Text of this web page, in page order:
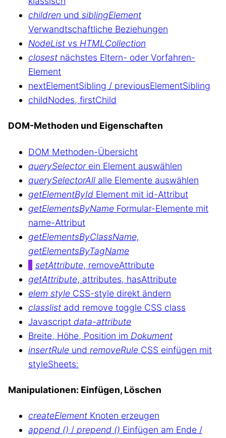
children und siblingElement
Verwandtschaftliche Beziehungen
NodeList vs HTMLCollection
closest nächstes Eltern- oder Vorfahren-
Element
nextElementSibling / previousElementSibling
childNodes, firstChild
DOM-Methoden und Eigenschaften
DOM Methoden-Übersicht
querySelectorein Element auswählen
querySelectorAll alle Elemente auswählen
getElementById Element mit id-Attribut
getElementsByName Formular-Elemente mit
name-Attribut
getElementsByClassName,
getElementsByTagName
setAttribute, removeAttribute
getAttribute, attributes, hasAttribute
elem style CSS-style direkt ändern
classlist add remove toggle CSS class
Javascript data-attribute
Breite, Höhe, Position im Dokument
insertRule und removeRule CSS einfügen mit
styleSheets:
Manipulationen: Einfügen, Löschen
createElement Knoten erzeugen
append () / prepend () Einfügen am Ende /